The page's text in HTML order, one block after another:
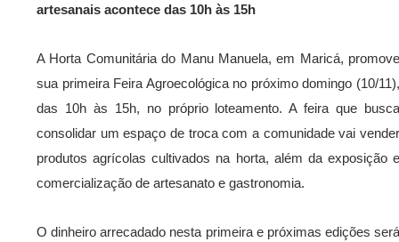
artesanais acontece das 10h às 15h
A Horta Comunitária do Manu Manuela, em Maricá, promove
sua primeira Feira Agroecológica no próximo domingo (10/11),
das 10h às 15h, no próprio loteamento. A feira que busca
consolidar um espaço de troca com a comunidade vai vender
produtos agrícolas cultivados na horta, além da exposição e
comercialização de artesanato e gastronomia.
O dinheiro arrecadado nesta primeira e próximas edições será